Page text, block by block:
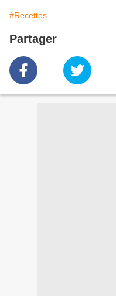
#Recettes
Partager